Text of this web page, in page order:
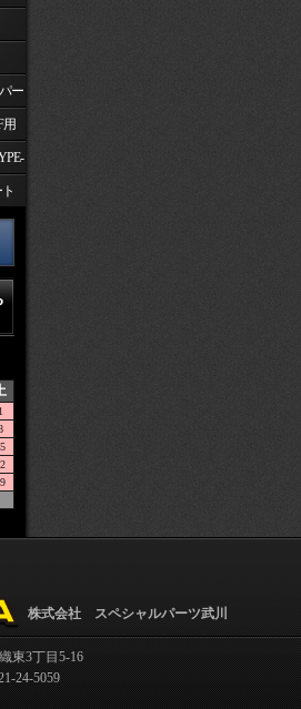
ー
用
1
株式会社 スペシャルパーツ武川
東3丁目5-16
24-5059